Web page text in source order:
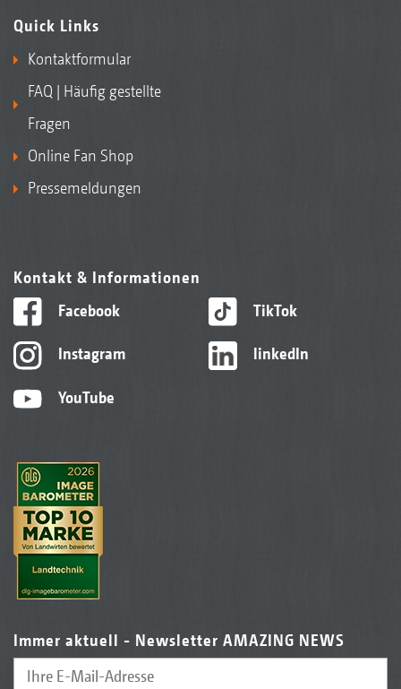
Quick Links
Kontaktformular
FAQ | Häufig gestellte
Fragen
Online Fan Shop
Pressemeldungen
Kontakt & Informationen
Facebook
Instagram
YouTube
TikTok
linkedIn
Immer aktuell - Newsletter AMAZING NEWS